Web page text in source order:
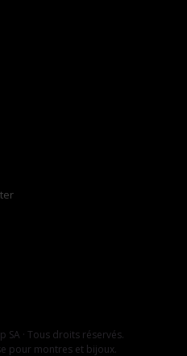
SA · Tous droits réservés.
pour montres et bijoux.